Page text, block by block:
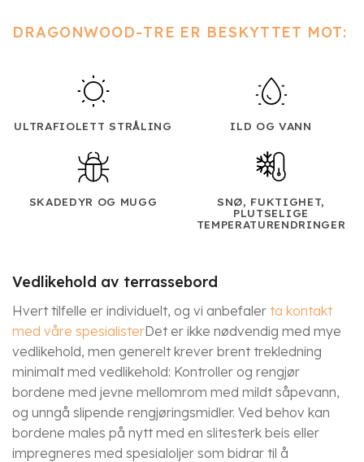
DRAGONWOOD-TRE ER BESKYTTET MOT:
ULTRAFIOLETT STRÅLING ILD OG VANN
SKADEDYR OG MUGG
SNØ, FUKTIGHET,
PLUTSELIGE
TEMPERATURENDRINGER
Vedlikehold av terrassebord
Hvert tilfelle er individuelt, og vi anbefaler ta kontakt
med våre spesialisterDet er ikke nødvendig med mye
vedlikehold, men generelt krever brent trekledning
minimalt med vedlikehold: Kontroller og rengjør
bordene med jevne mellomrom med mildt såpevann,
og unngå slipende rengjøringsmidler. Ved behov kan
bordene males på nytt med en slitesterk beis eller
impregneres med spesialoljer som bidrar til å